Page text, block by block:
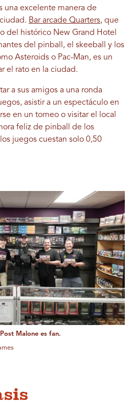
una excelente manera de
Bar arcade Quarters, que
del histórico New Grand Hotel
del pinball, el skeeball y los
Asteroids o Pac-Man, es un
el rato en la ciudad.
a sus amigos a una ronda
asistir a un espectáculo en
en un torneo o visitar el local
feliz de pinball de los
juegos cuestan solo 0,50
Malone es fan.